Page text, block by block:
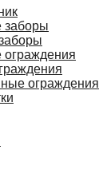
заборы
ограждения